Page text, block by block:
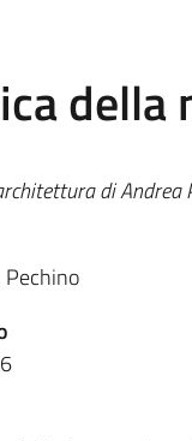
della
di Andrea
Pechino